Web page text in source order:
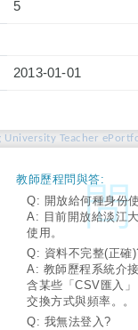
5
2013-01-01
University Teacher
教師歷程問與答:
Q: 開放給何種身份
A: 目前開放給淡江
使用。
Q: 資料不完整(正確
A: 教師歷程系統介
含某些「CSV匯入
交換方式與頻率。。
Q: 我無法登入?